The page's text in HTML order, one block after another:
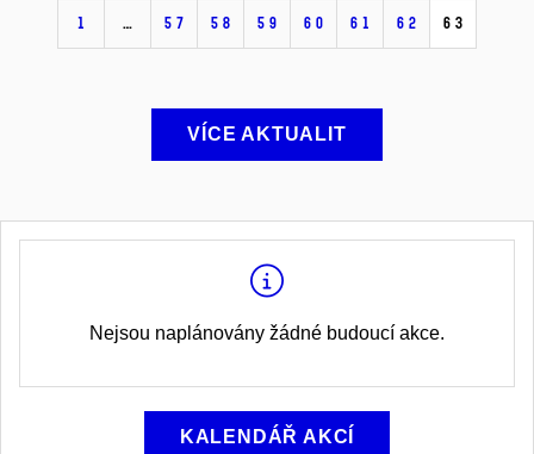
1 … 57 58 59 60 61 62 63
VÍCE AKTUALIT
Nejsou naplánovány žádné budoucí akce.
KALENDÁŘ AKCÍ